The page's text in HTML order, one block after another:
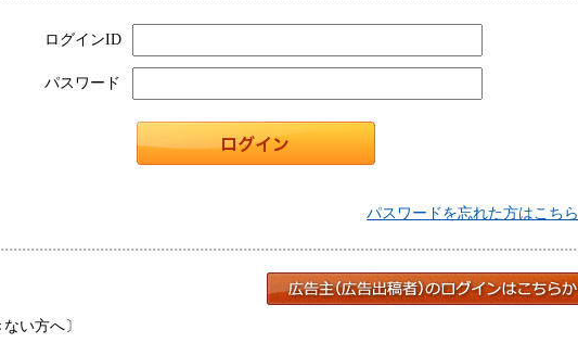
ログインID
パスワード
パスワードを忘れた方はこちら
い方へ〕